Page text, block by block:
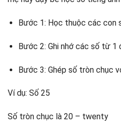
Bước 1: Học thuộc các con
Bước 2: Ghi nhớ các số từ 1
Bước 3: Ghép số tròn chục
Ví dụ: Số 25
Số tròn chục là 20 – twenty